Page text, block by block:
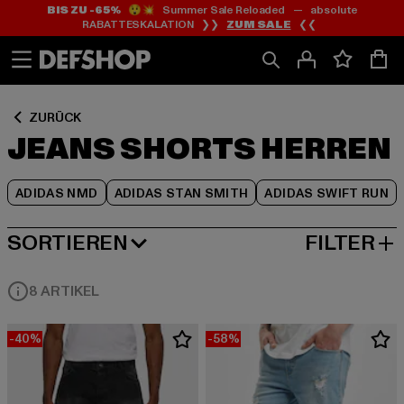
Zum
Inhalt
springen
Zum
Fußzeile
springen
BIS ZU -65%😲💥 Summer Sale Reloaded — absolute
RABATTESKALATION ❯❯ ZUM SALE ❮❮
ZURÜCK
JEANS SHORTS HERREN
ADIDAS NMD ADIDAS STAN SMITH ADIDAS SWIFT RUN
Zum
Produktraster
springen
SORTIEREN
BELIEBTESTE FILTER
8 ARTIKEL
-40% -58%